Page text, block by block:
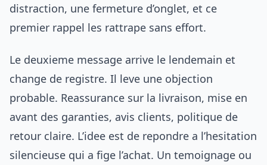
distraction, une fermeture d’onglet, et ce
premier rappel les rattrape sans effort.
Le deuxieme message arrive le lendemain et
change de registre. Il leve une objection
probable. Reassurance sur la livraison, mise en
avant des garanties, avis clients, politique de
retour claire. L’idee est de repondre a l’hesitation
silencieuse qui a fige l’achat. Un temoignage ou